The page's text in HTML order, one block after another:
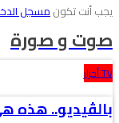
يجب أنت تكون مسجل
صوت و صورة
TV أحرار
بالڤيديو.. هذه